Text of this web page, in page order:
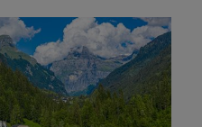
12h03 2'02"
10h05 2'45"
09h33 2'19"